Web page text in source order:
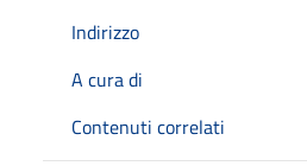
Indirizzo
A cura di
Contenuti correlati